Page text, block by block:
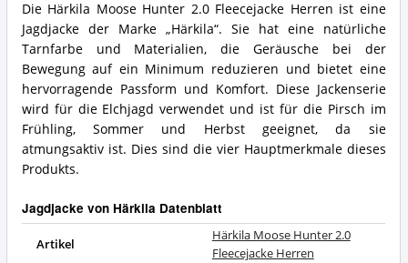
Die Härkila Moose Hunter 2.0 Fleecejacke Herren ist eine
Jagdjacke der Marke „Härkila“. Sie hat eine natürliche
Tarnfarbe und Materialien, die Geräusche bei der
Bewegung auf ein Minimum reduzieren und bietet eine
hervorragende Passform und Komfort. Diese Jackenserie
wird für die Elchjagd verwendet und ist für die Pirsch im
Frühling, Sommer und Herbst geeignet, da sie
atmungsaktiv ist. Dies sind die vier Hauptmerkmale dieses
Produkts.
Jagdjacke von Härkila Datenblatt
Artikel
Härkila Moose Hunter 2.0
Fleecejacke Herren